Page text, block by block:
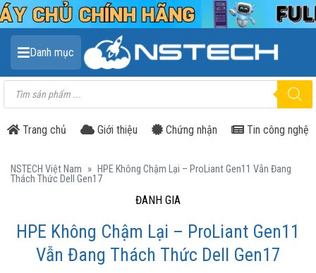
Danh mục
Tìm
kiếm
sản
Trang chủ
Giới thiệu Chứng nhận Tin công nghệ
NSTECH Việt Nam » HPE Không Chậm Lại – ProLiant Gen11 Vẫn Đang
Thách Thức Dell Gen17
ĐÁNH GIÁ
HPE Không Chậm Lại – ProLiant Gen11
Vẫn Đang Thách Thức Dell Gen17